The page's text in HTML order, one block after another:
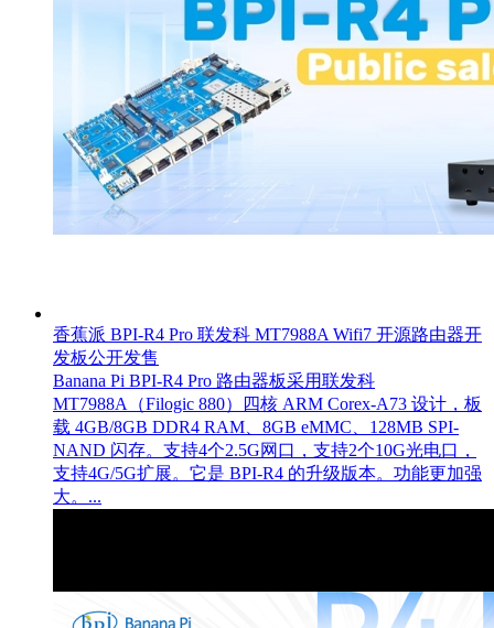
香蕉派 BPI-R4 Pro 联发科 MT7988A Wifi7 开源路由器开
发板公开发售
Banana Pi BPI-R4 Pro 路由器板采用联发科
MT7988A（Filogic 880）四核 ARM Corex-A73 设计，板
载 4GB/8GB DDR4 RAM、8GB eMMC、128MB SPI-
NAND 闪存。支持4个2.5G网口，支持2个10G光电口，
支持4G/5G扩展。它是 BPI-R4 的升级版本。功能更加强
大。...